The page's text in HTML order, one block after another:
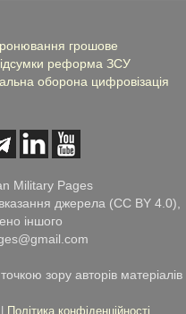
грошове
реформа ЗСУ
оборона цифровізація
Military Pages
джерела (CC BY 4.0),
іншого
зору авторів матеріалів
Політика конфіденційності